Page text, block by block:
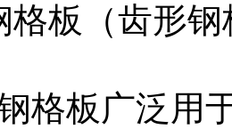
格板（齿形
格板广泛用